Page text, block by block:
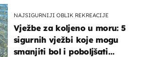
NAJSIGURNIJI OBLIK REKREACIJE
Vježbe za koljeno u moru: 5
sigurnih vježbi koje mogu
smanjiti bol i poboljšati